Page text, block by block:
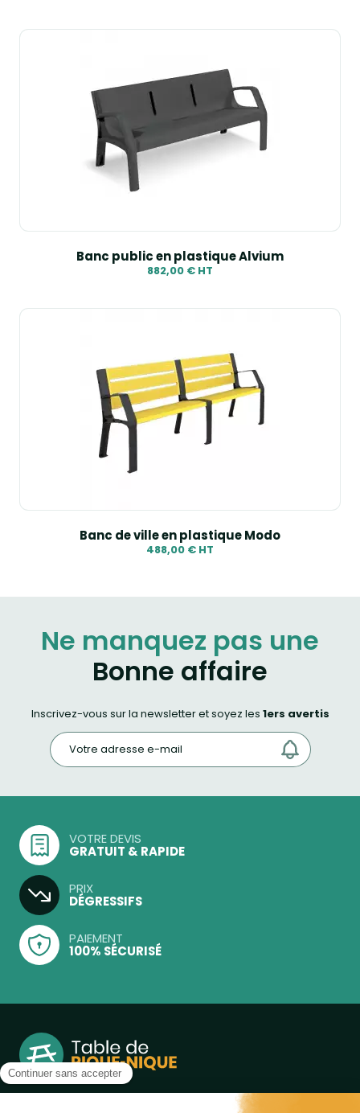
Banc public en plastique Alvium
882,00 € HT
Banc de ville en plastique Modo
488,00 € HT
Ne manquez pas une
Bonne affaire
Inscrivez-vous sur la newsletter et soyez les 1ers avertis
VOTRE DEVIS
GRATUIT & RAPIDE
PRIX
DÉGRESSIFS
PAIEMENT
100% SÉCURISÉ
Notre boutique, spécialisée dans la vente de table de